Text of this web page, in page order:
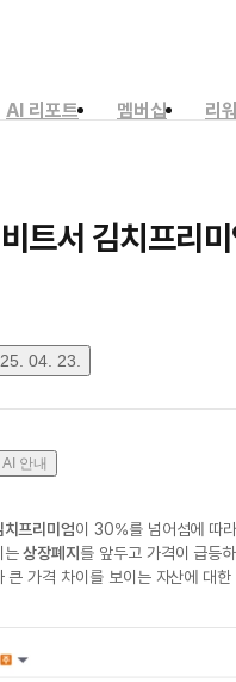
AI 리포트 멤버십
리
트서 김치프리
04. 23.
AI 안내
치프리미엄이 30%를 넘어섬에 따
는상장폐지 를 앞두고 가격이 급등
큰 가격 차이를 보이는 자산에 대